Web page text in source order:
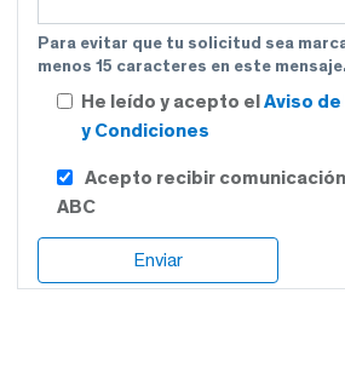
Para evitar que tu solicitud sea
menos 15 caracteres en este mensaje.
He leído y acepto elAviso
y Condiciones
Acepto recibir
ABC